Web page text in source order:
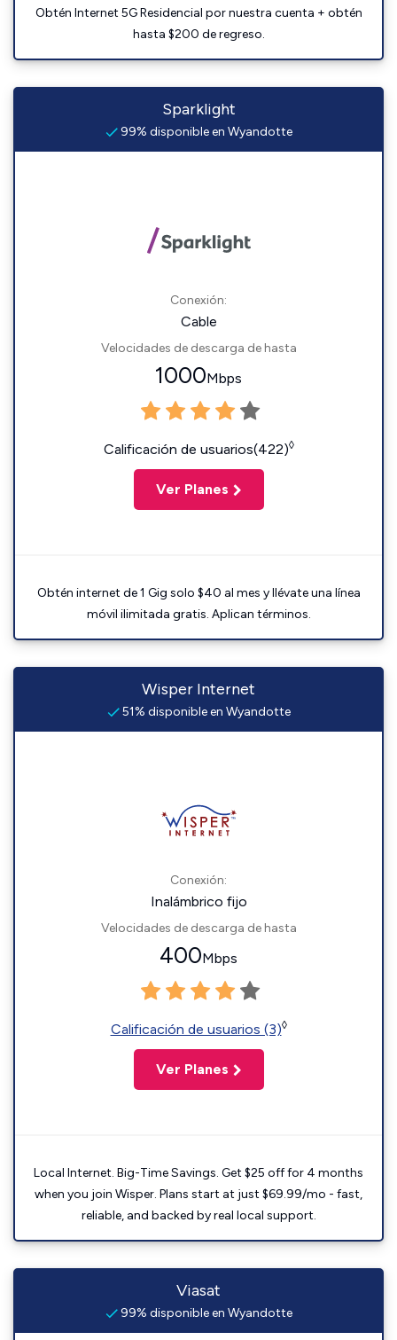
Obtén Internet 5G Residencial por nuestra cuenta + obtén
hasta $200 de regreso.
Sparklight
99% disponible en Wyandotte
Conexión:
Cable
Velocidades de descarga de hasta
1000Mbps
Calificación de usuarios(422)◊
Ver Planes
Obtén internet de 1 Gig solo $40 al mes y llévate una línea
móvil ilimitada gratis. Aplican términos.
Wisper Internet
51% disponible en Wyandotte
Conexión:
Inalámbrico fijo
Velocidades de descarga de hasta
400Mbps
Calificación de usuarios (3)◊
Ver Planes
Local Internet. Big-Time Savings. Get $25 off for 4 months
when you join Wisper. Plans start at just $69.99/mo - fast,
reliable, and backed by real local support.
Viasat
99% disponible en Wyandotte